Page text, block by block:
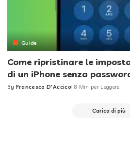
Guide
Come ripristinare le
di un iPhone senza
Posted
By Francesco D'Accico 8 Min per Leggere
Carica di più